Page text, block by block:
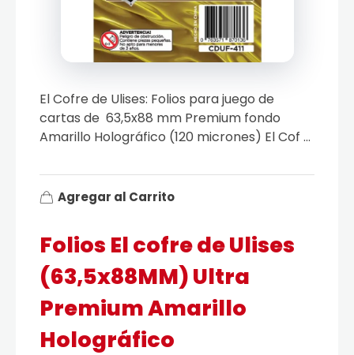
Folios El cofre de Ulises
(63,5x88MM) Ultra
Premium Amarillo
Holográfico
El Cofre de Ulises: Folios para juego de
cartas de 63,5x88 mm Premium fondo
Amarillo Holográfico (120 micrones) El Cof ...
Agregar al Carrito